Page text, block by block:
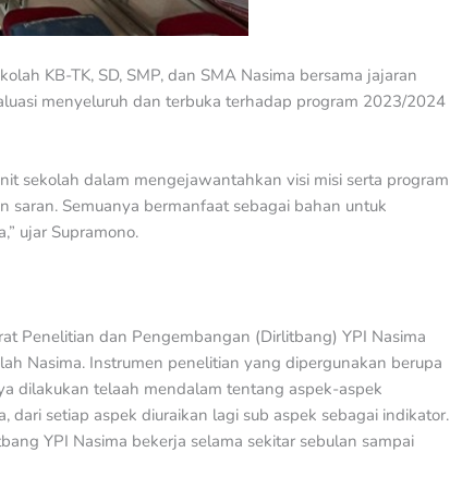
KB-TK, SD, SMP, dan SMA Nasima bersama jajaran
menyeluruh dan terbuka terhadap program 2023/2024
sekolah dalam mengejawantahkan visi misi serta program
saran. Semuanya bermanfaat sebagai bahan untuk
ujar Supramono.
Penelitian dan Pengembangan (Dirlitbang) YPI Nasima
Nasima. Instrumen penelitian yang dipergunakan berupa
dilakukan telaah mendalam tentang aspek-aspek
setiap aspek diuraikan lagi sub aspek sebagai indikator.
YPI Nasima bekerja selama sekitar sebulan sampai